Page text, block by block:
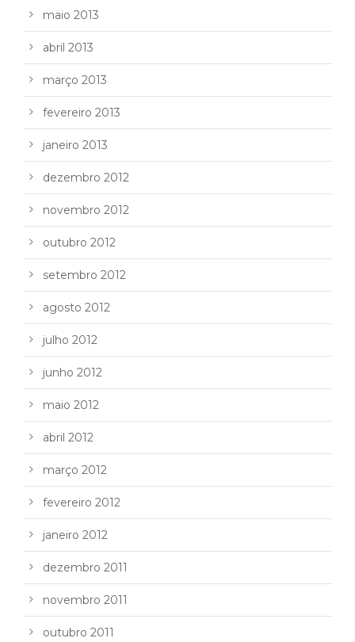
maio 2013
abril 2013
março 2013
fevereiro 2013
janeiro 2013
dezembro 2012
novembro 2012
outubro 2012
setembro 2012
agosto 2012
julho 2012
junho 2012
maio 2012
abril 2012
março 2012
fevereiro 2012
janeiro 2012
dezembro 2011
novembro 2011
outubro 2011